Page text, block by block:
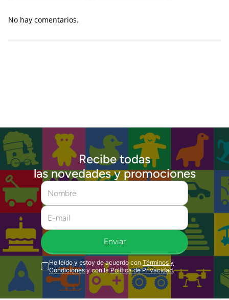
No hay comentarios.
Recibe todas
las novedades y promociones
Enviar
He leído y estoy de acuerdo con Términos y
Condiciones y con la Política de Privacidad.